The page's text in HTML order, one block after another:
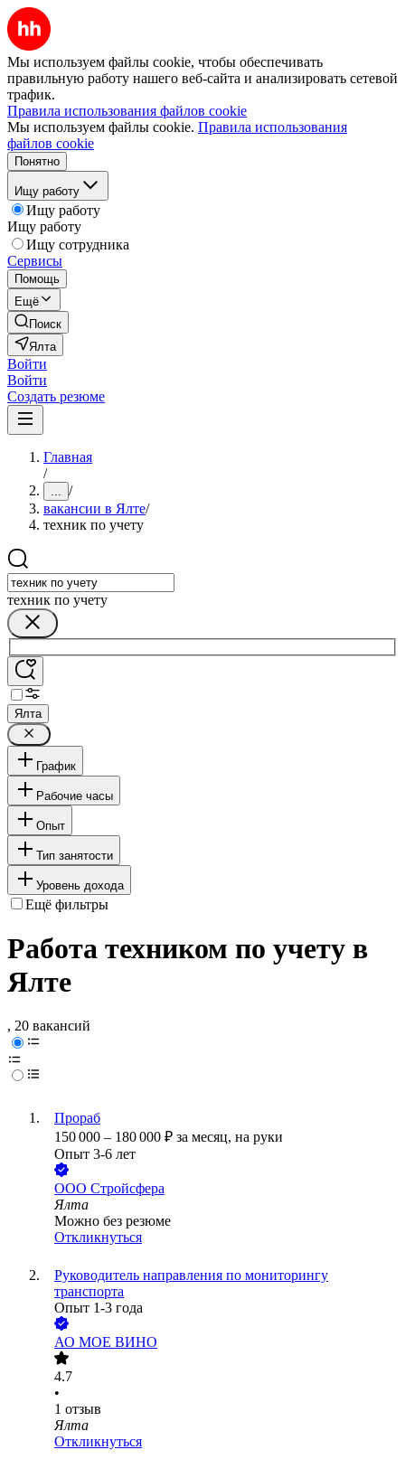
Мы используем файлы cookie, чтобы обеспечивать
правильную работу нашего веб-сайта и анализировать сетевой
трафик.
Правила использования файлов cookie
Мы используем файлы cookie. Правила использования
файлов cookie
Понятно
Ищу работу
Ищу работу
Ищу работу
Ищу сотрудника
Сервисы
Помощь
Ещё
Поиск
Ялта
Войти
Войти
Создать резюме
Главная
/
... /
вакансии в Ялте/
техник по учету
техник по учету
Ялта
График
Рабочие часы
Опыт
Тип занятости
Уровень дохода
Ещё фильтры
Работа техником по учету в
Ялте
, 20 вакансий
Прораб
150 000 – 180 000 ₽ за месяц, на руки
Опыт 3-6 лет
ООО Стройсфера
Ялта
Можно без резюме
Откликнуться
Руководитель направления по мониторингу
транспорта
Опыт 1-3 года
АО МОЕ ВИНО
4.7
•
1 отзыв
Ялта
Откликнуться